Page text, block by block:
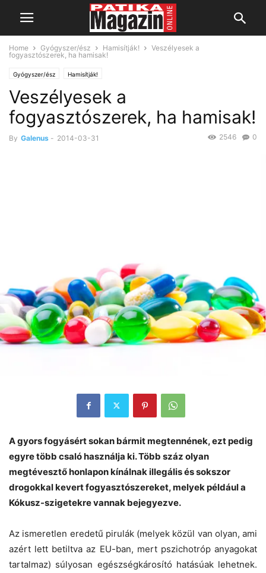
Home Gyógyszer/ész Hamisítják!
Veszélyesek a
fogyasztószerek, ha hamisak!
Gyógyszer/ész Hamisítják!
Veszélyesek a
fogyasztószerek, ha hamisak!
By Galenus - 2014-03-31 0
2546
A gyors fogyásért sokan bármit megtennének, ezt pedig
egyre több csaló használja ki. Több száz olyan
megtévesztő honlapon kínálnak illegális és sokszor
drogokkal kevert fogyasztószereket, melyek például a
Kókusz-szigetekre vannak bejegyezve.
Az ismeretlen eredetű pirulák (melyek közül van olyan, ami
azért lett betiltva az EU-ban, mert pszichotróp anyagokat
tartalmaz) súlyosan egészségkárosító hatásúak lehetnek.